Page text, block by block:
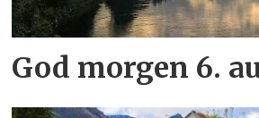
God morgen 6.